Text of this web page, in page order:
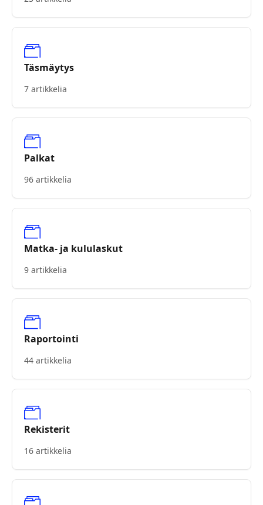
Täsmäytys
7 artikkelia
Palkat
96 artikkelia
Matka- ja kululaskut
9 artikkelia
Raportointi
44 artikkelia
Rekisterit
16 artikkelia